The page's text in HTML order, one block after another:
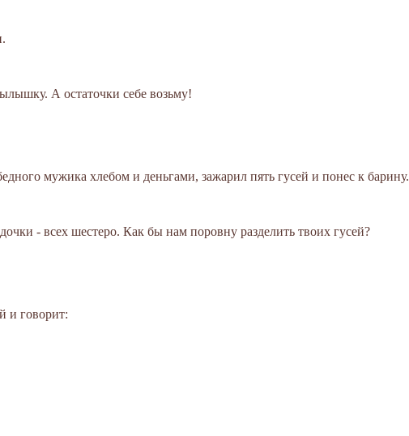
А остаточки себе возьму!
мужика хлебом и деньгами, зажарил пять гусей и понес к барину.
- всех шестеро. Как бы нам поровну разделить твоих гусей?
и говорит: